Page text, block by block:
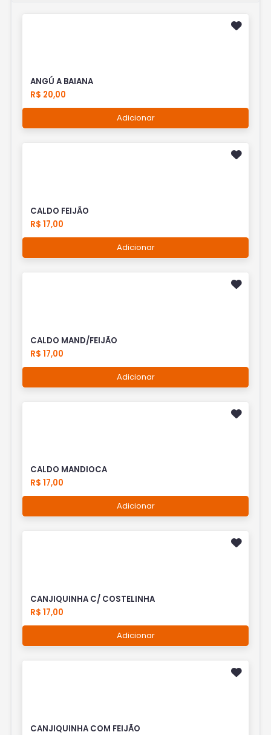
ANGÚ A BAIANA
R$ 20,00
Adicionar
CALDO FEIJÃO
R$ 17,00
Adicionar
CALDO MAND/FEIJÃO
R$ 17,00
Adicionar
CALDO MANDIOCA
R$ 17,00
Adicionar
CANJIQUINHA C/ COSTELINHA
R$ 17,00
Adicionar
CANJIQUINHA COM FEIJÃO